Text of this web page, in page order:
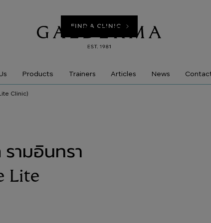
FIND A CLINIC
Products Trainers Articles News
Clinic)
รามอินทรา
Lite